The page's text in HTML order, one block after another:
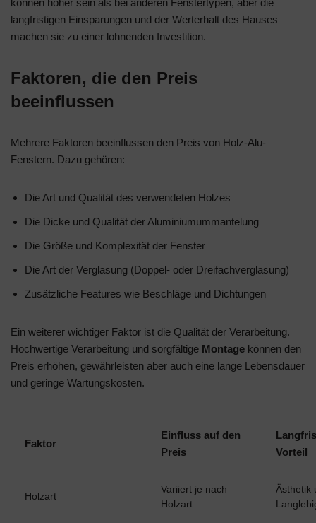
langfristigen Einsparungen und der Werterhalt des Hauses
machen sie zu einer lohnenden Investition.
Faktoren, die den Preis
beeinflussen
Mehrere Faktoren beeinflussen den Preis von Holz-Alu-
Fenstern. Dazu gehören:
Die Art und Qualität des verwendeten Holzes
Die Dicke und Qualität der Aluminiumummantelung
Die Größe und Komplexität der Fenster
Die Art der Verglasung (Doppel- oder Dreifachverglasung)
Zusätzliche Features wie Beschläge und Dichtungen
Ein weiterer wichtiger Faktor ist die Qualität der Verarbeitung.
Hochwertige Verarbeitung und sorgfältige Montage können den
Preis erhöhen, gewährleisten aber auch eine lange Lebensdauer
und geringe Wartungskosten.
Faktor
Einfluss auf den
Preis
Vorteil
Holzart
Variiert je nach
Holzart
Ästhetik